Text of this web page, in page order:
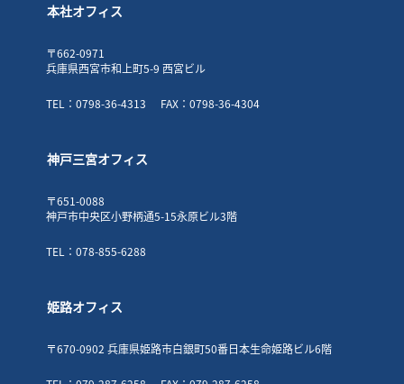
本社オフィス
〒662-0971
兵庫県西宮市和上町5-9 西宮ビル
TEL：0798-36-4313 FAX：0798-36-4304
神戸三宮オフィス
〒651-0088
神戸市中央区小野柄通5-15永原ビル3階
TEL：078-855-6288
姫路オフィス
〒670-0902 兵庫県姫路市白銀町50番日本生命姫路ビル6階